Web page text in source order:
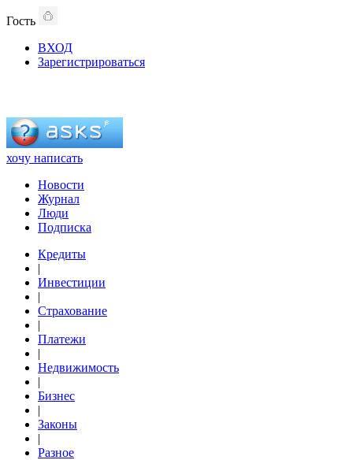
Гость
ВХОД
Зарегистрироваться
хочу написать
Новости
Журнал
Люди
Подписка
Кредиты
|
Инвестиции
|
Страхование
|
Платежи
|
Недвижимость
|
Бизнес
|
Законы
|
Разное